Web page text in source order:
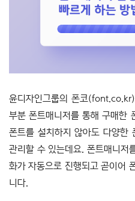
윤디자인그룹의 폰코
부분 폰트매니저를 통해 구매한
폰트를 설치하지 않아도 다양한
관리할 수 있는데요. 폰트매니저
화가 자동으로 진행되고 곧이어
니다.